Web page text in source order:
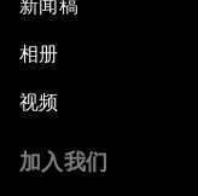
新闻稿
相册
视频
加入我们